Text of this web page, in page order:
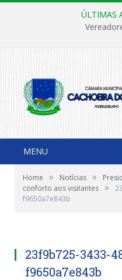
ÚLTIMAS
MENU
Home » Notícias »
conforto aos visitantes »
f9650a7e843b
23f9b725-3433-
f9650a7e843b